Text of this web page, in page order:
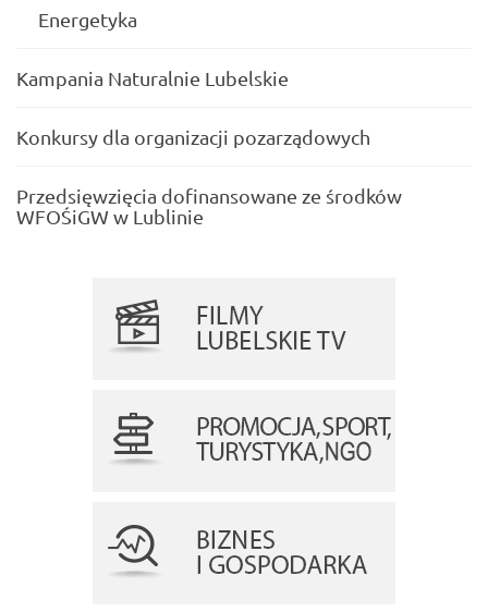
Energetyka
Kampania Naturalnie Lubelskie
Konkursy dla organizacji pozarządowych
Przedsięwzięcia dofinansowane ze środków
WFOŚiGW w Lublinie